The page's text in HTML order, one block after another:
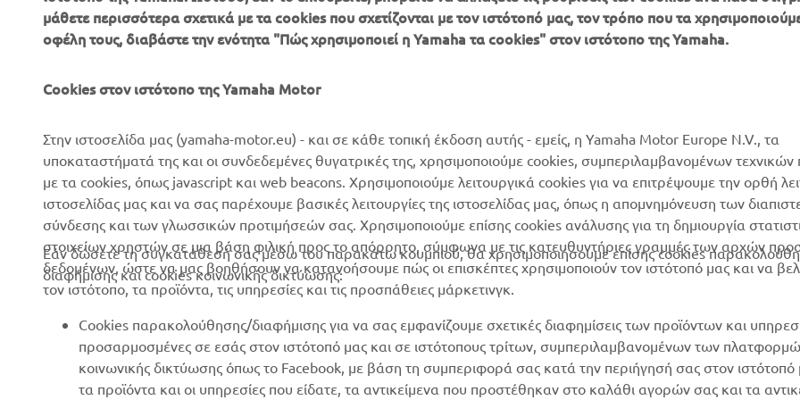
ΕΤΑΙΡΕΊΑ
Νέα
Δίκτυο Επίσημων
Συνεργατών
Τύπος
Φυλλάδια
Γίνετε έμπορος
Βασική Πολιτική Βιώσιμης
B2B
Αρχές
Γήπεδα γκολφ
Πρώτοι ανταποκριτές
Robotics
Συνεργασίες
Τεχνικές πληροφορίες για
Yamalube Safety Data
Sheets
ΠΕΡΙΣΣΌΤΕΡΑ
YAMAHA
Yamaha Racing
Yamaha Motor Global
Mobile Apps
SUPPORT
διαχείριση των
χρησιμοποιημένων
μπαταριών
μάθετε περισσότερα σχετικά με τα cookies που σχετίζονται με τον ιστότοπό μας, τον τρόπο που τα
οφέλη τους, διαβάστε την ενότητα "Πώς χρησιμοποιεί η Yamaha τα cookies" στον ιστότοπο της Yamaha.
Cookies στον ιστότοπο της Yamaha Motor
Στην ιστοσελίδα μας (yamaha-motor.eu) - και σε κάθε τοπική έκδοση αυτής - εμείς, η Yamaha Motor Europe N.V., τα
υποκαταστήματά της και οι συνδεδεμένες θυγατρικές της, χρησιμοποιούμε cookies, συμπεριλαμβανομένων
με τα cookies, όπως javascript και web beacons. Χρησιμοποιούμε λειτουργικά cookies για να επιτρέψουμε την ορθή
ιστοσελίδας μας και να σας παρέχουμε βασικές λειτουργίες της ιστοσελίδας μας, όπως η απομνημόνευση των
σύνδεσης και των γλωσσικών προτιμήσεών σας. Χρησιμοποιούμε επίσης cookies ανάλυσης για τη δημιουργία
στοιχείων χρηστών σε μια βάση φιλική προς το απόρρητο, σύμφωνα με τις κατευθυντήριες γραμμές των αρχών
δεδομένων, ώστε να μας βοηθήσουν να κατανοήσουμε πώς οι επισκέπτες χρησιμοποιούν τον ιστότοπό μας και να
τον ιστότοπο, τα προϊόντα, τις υπηρεσίες και τις προσπάθειες μάρκετινγκ.
Εάν δώσετε τη συγκατάθεσή σας μέσω του παρακάτω κουμπιού, θα χρησιμοποιήσουμε επίσης cookies
διαφήμισης και cookies κοινωνικής δικτύωσης:
Cookies παρακολούθησης/διαφήμισης για να σας εμφανίζουμε σχετικές διαφημίσεις των προϊόντων και
προσαρμοσμένες σε εσάς στον ιστότοπό μας και σε ιστότοπους τρίτων, συμπεριλαμβανομένων των
κοινωνικής δικτύωσης όπως το Facebook, με βάση τη συμπεριφορά σας κατά την περιήγησή σας στον
τα προϊόντα και οι υπηρεσίες που είδατε, τα αντικείμενα που προστέθηκαν στο καλάθι αγορών σας και τα